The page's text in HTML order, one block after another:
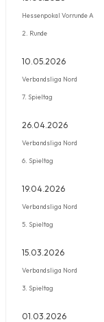
Hessenpokal Vorrunde A
2. Runde
10.05.2026
Verbandsliga Nord
7. Spieltag
26.04.2026
Verbandsliga Nord
6. Spieltag
19.04.2026
Verbandsliga Nord
5. Spieltag
15.03.2026
Verbandsliga Nord
3. Spieltag
01.03.2026